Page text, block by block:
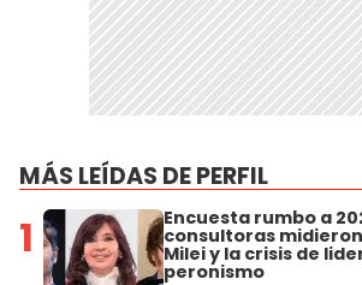
MÁS LEÍDAS DE PERFIL
1 Encuesta rumbo a
consultoras
Milei y la crisis de
peronismo